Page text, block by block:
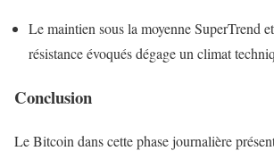
Le maintien sous la moyenne SuperTrend
résistance évoqués dégage un climat
Conclusion
Le Bitcoin dans cette phase journalière